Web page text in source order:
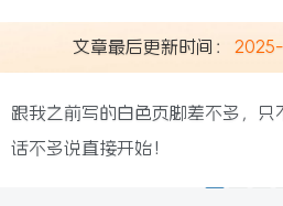
文章最后更新时间：
跟我之前写的白色页脚差不多，
不多说直接开始！